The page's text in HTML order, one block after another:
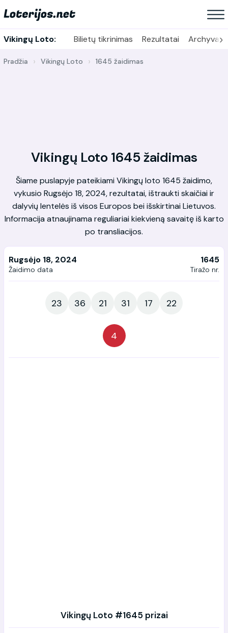
Vikingų Loto: Bilietų tikrinimas Rezultatai Archyvas
›
Pradžia Vikingų Loto 1645 žaidimas
Vikingų Loto 1645 žaidimas
Šiame puslapyje pateikiami Vikingų loto 1645 žaidimo,
vykusio Rugsėjo 18, 2024, rezultatai, ištraukti skaičiai ir
dalyvių lentelės iš visos Europos bei išskirtinai Lietuvos.
Informacija atnaujinama reguliariai kiekvieną savaitę iš karto
po transliacijos.
Rugsėjo 18, 2024
Žaidimo data
1645
Tiražo nr.
23 36 21 31 17 22
4
Vikingų Loto #1645 prizai